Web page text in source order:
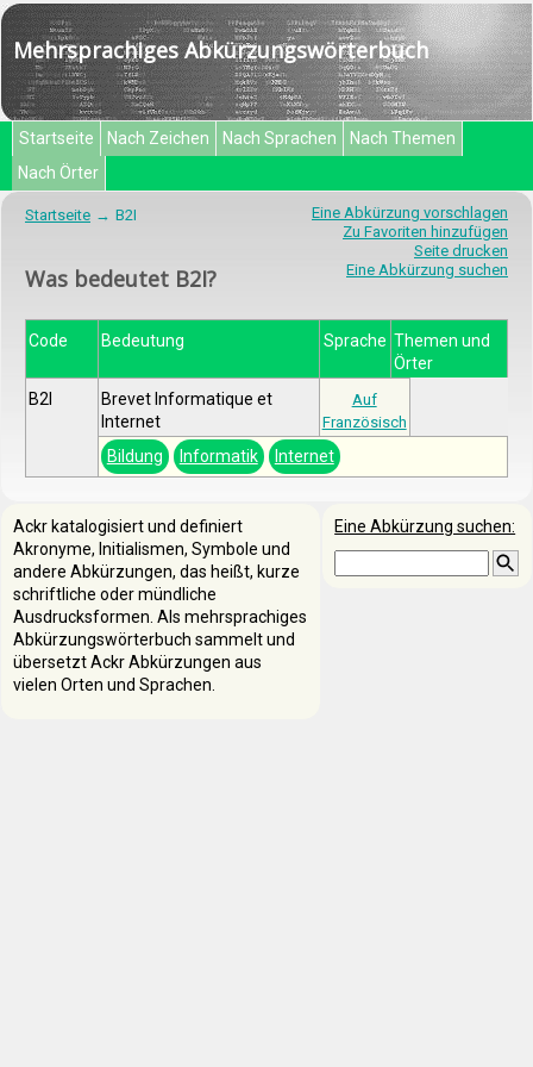
Mehrsprachiges Abkürzungswörterbuch
Startseite Nach Zeichen Nach Sprachen
Nach Themen
Nach Örter
Eine Abkürzung vorschlagen
Zu Favoriten hinzufügen
Seite drucken
Eine Abkürzung suchen
Startseite B2I
Was bedeutet B2I?
Code Bedeutung Sprache Themen und
Örter
B2I
Brevet Informatique et
Internet
Auf
Französisch
Bildung Informatik Internet
Eine Abkürzung suchen:
Ackr katalogisiert und definiert
Akronyme, Initialismen, Symbole und
andere Abkürzungen, das heißt, kurze
schriftliche oder mündliche
Ausdrucksformen. Als mehrsprachiges
Abkürzungswörterbuch sammelt und
übersetzt Ackr Abkürzungen aus
vielen Orten und Sprachen.